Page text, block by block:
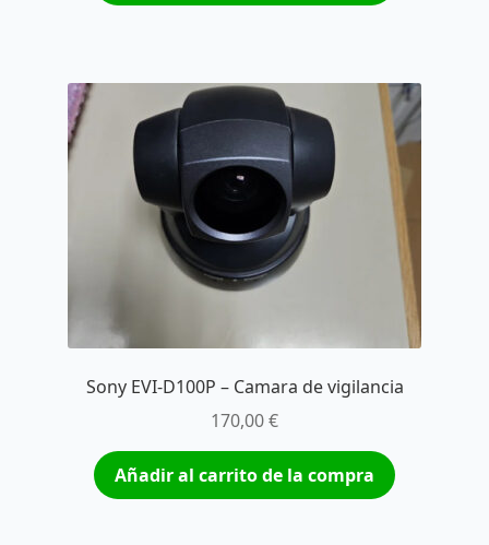
Sony EVI-D100P – Camara de vigilancia
170,00€
Añadir al carrito de la compra